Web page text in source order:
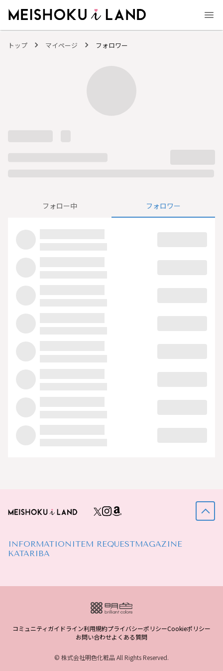
トップ マイページ フォロワー
フォロー中 フォロワー
INFORMATION ITEM REQUESTMAGAZINE
KATARIBA
コミュニティガイドライン利用規約プライバシーポリシーCookieポリシー
お問い合わせよくある質問
© 株式会社明色化粧品 All Rights Reserved.